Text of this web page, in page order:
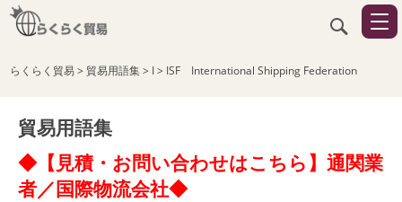
らくらく貿易> 貿易用語集> I> ISF International Shipping Federation
貿易用語集
◆【見積・お問い合わせはこちら】通関業
者／国際物流会社◆